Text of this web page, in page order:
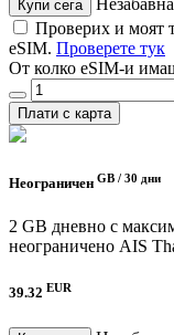
Купи сега
Проверих и моят
eSIM. Проверете тук
От колко eSIM-и
Плати с карта
Неограничен GB / 30 дни
2 GB дневно с
неограничено AIS
39.32 EUR